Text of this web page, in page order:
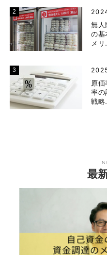
無人
の基
メ
原
率の
戦
最